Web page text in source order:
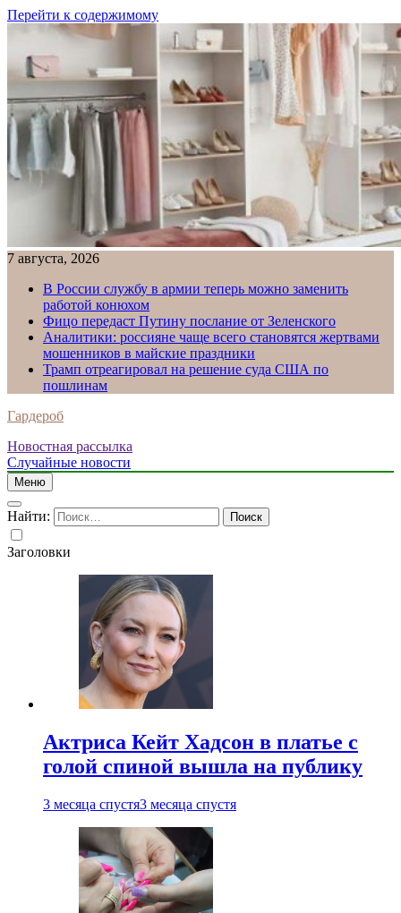
Перейти к содержимому
7 августа, 2026
В России службу в армии теперь можно заменить
работой конюхом
Фицо передаст Путину послание от Зеленского
Аналитики: россияне чаще всего становятся жертвами
мошенников в майские праздники
Трамп отреагировал на решение суда США по
пошлинам
Гардероб
Новостная рассылка
Случайные новости
Меню
Найти:
Заголовки
Актриса Кейт Хадсон в платье с
голой спиной вышла на публику
3 месяца спустя3 месяца спустя